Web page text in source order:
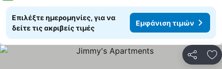
Επιλέξτε ημερομηνίες, για να
δείτε τις ακριβείς τιμές
Εμφάνιση τιμών